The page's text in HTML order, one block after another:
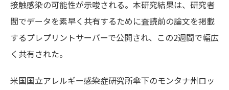
接触感染の可能性が示唆される。本研究結果は、研究者
間でデータを素早く共有するために査読前の論文を掲載
するプレプリントサーバーで公開され、この2週間で幅広
く共有された。
米国国立アレルギー感染症研究所傘下のモンタナ州ロッ